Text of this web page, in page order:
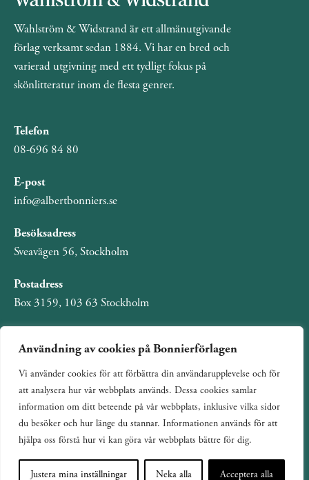
Användning av cookies på Bonnierförlagen
Vi använder cookies för att förbättra din användarupplevelse och för
att analysera hur vår webbplats används. Dessa cookies samlar
information om ditt beteende på vår webbplats, inklusive vilka sidor
du besöker och hur länge du stannar. Informationen används för att
hjälpa oss förstå hur vi kan göra vår webbplats bättre för dig.
Justera mina inställningar Neka alla Acceptera alla
Wahlström & Widstrand är ett allmänutgivande
förlag verksamt sedan 1884. Vi har en bred och
varierad utgivning med ett tydligt fokus på
skönlitteratur inom de flesta genrer.
Telefon
08-696 84 80
E-post
info@albertbonniers.se
Besöksadress
Sveavägen 56, Stockholm
Postadress
Box 3159, 103 63 Stockholm
Om Bonnierförlagen
Cookies
Integritetspolicy